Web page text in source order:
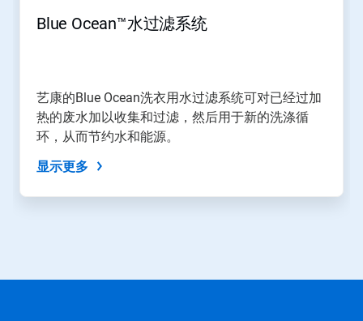
Blue Ocean™水过滤系统
艺康的Blue Ocean洗衣用水过滤系统可对已经过加
热的废水加以收集和过滤，然后用于新的洗涤循
环，从而节约水和能源。​​​​​​​
显示更多